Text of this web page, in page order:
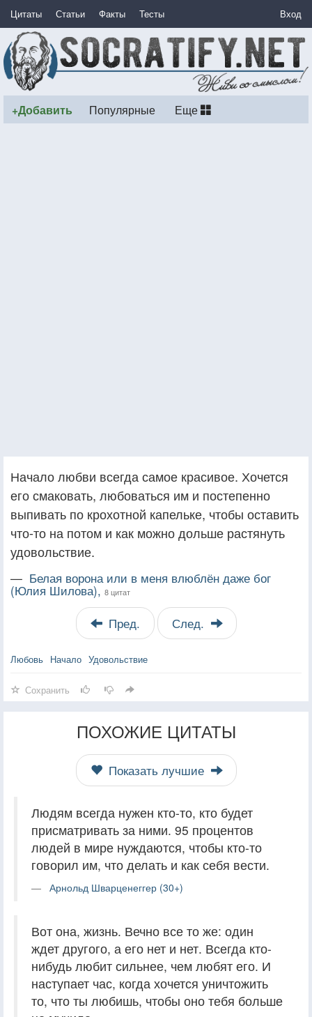
Цитаты Статьи Факты Тесты Вход
+Добавить Популярные Еще
Начало любви всегда самое красивое. Хочется
его смаковать, любоваться им и постепенно
выпивать по крохотной капельке, чтобы оставить
что-то на потом и как можно дольше растянуть
удовольствие.
— Белая ворона или в меня влюблён даже бог
(Юлия Шилова), 8 цитат
Пред. След.
Любовь Начало Удовольствие
Сохранить
ПОХОЖИЕ ЦИТАТЫ
Показать лучшие
Людям всегда нужен кто-то, кто будет
присматривать за ними. 95 процентов
людей в мире нуждаются, чтобы кто-то
говорил им, что делать и как себя вести.
Арнольд Шварценеггер (30+)
Вот она, жизнь. Вечно все то же: один
ждет другого, а его нет и нет. Всегда кто-
нибудь любит сильнее, чем любят его. И
наступает час, когда хочется уничтожить
то, что ты любишь, чтобы оно тебя больше